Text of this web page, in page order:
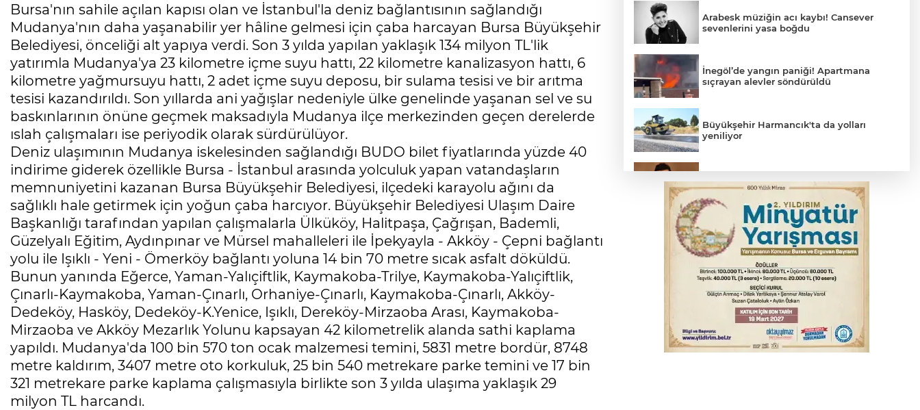
Bursa'nın sahile açılan kapısı olan ve İstanbul'la deniz bağlantısının sağlandığı
Mudanya'nın daha yaşanabilir yer hâline gelmesi için çaba harcayan Bursa Büyükşehir
Belediyesi, önceliği alt yapıya verdi. Son 3 yılda yapılan yaklaşık 134 milyon TL'lik
yatırımla Mudanya'ya 23 kilometre içme suyu hattı, 22 kilometre kanalizasyon hattı, 6
kilometre yağmursuyu hattı, 2 adet içme suyu deposu, bir sulama tesisi ve bir arıtma
tesisi kazandırıldı. Son yıllarda ani yağışlar nedeniyle ülke genelinde yaşanan sel ve su
baskınlarının önüne geçmek maksadıyla Mudanya ilçe merkezinden geçen derelerde
ıslah çalışmaları ise periyodik olarak sürdürülüyor.
Deniz ulaşımının Mudanya iskelesinden sağlandığı BUDO bilet fiyatlarında yüzde 40
indirime giderek özellikle Bursa - İstanbul arasında yolculuk yapan vatandaşların
memnuniyetini kazanan Bursa Büyükşehir Belediyesi, ilçedeki karayolu ağını da
sağlıklı hale getirmek için yoğun çaba harcıyor. Büyükşehir Belediyesi Ulaşım Daire
Başkanlığı tarafından yapılan çalışmalarla Ülküköy, Halitpaşa, Çağrışan, Bademli,
Güzelyalı Eğitim, Aydınpınar ve Mürsel mahalleleri ile İpekyayla - Akköy - Çepni bağlantı
yolu ile Işıklı - Yeni - Ömerköy bağlantı yoluna 14 bin 70 metre sıcak asfalt döküldü.
Bunun yanında Eğerce, Yaman-Yalıçiftlik, Kaymakoba-Trilye, Kaymakoba-Yalıçiftlik,
Çınarlı-Kaymakoba, Yaman-Çınarlı, Orhaniye-Çınarlı, Kaymakoba-Çınarlı, Akköy-
Dedeköy, Hasköy, Dedeköy-K.Yenice, Işıklı, Dereköy-Mirzaoba Arası, Kaymakoba-
Mirzaoba ve Akköy Mezarlık Yolunu kapsayan 42 kilometrelik alanda sathi kaplama
yapıldı. Mudanya'da 100 bin 570 ton ocak malzemesi temini, 5831 metre bordür, 8748
metre kaldırım, 3407 metre oto korkuluk, 25 bin 540 metrekare parke temini ve 17 bin
321 metrekare parke kaplama çalışmasıyla birlikte son 3 yılda ulaşıma yaklaşık 29
milyon TL harcandı.
Arabesk müziğin acı kaybı! Cansever
sevenlerini yasa boğdu
İnegöl’de yangın paniği! Apartmana
sıçrayan alevler söndürüldü
Büyükşehir Harmancık'ta da yolları
yeniliyor
kaybetti
İş makinesinin camına kafasını çarpan
operatör yaralandı
Babasını ziyarete giderken kazada
hayatını kaybetti
İnegöl'de orman yangını; Havadan ve
karadan müdahale başlatıldı